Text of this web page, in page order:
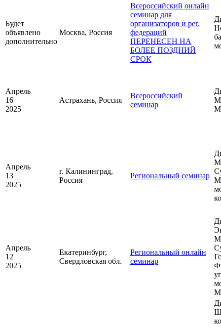
Будет
объявлено
дополнительно
Москва, Россия
Всероссийский онлайн
семинар для
организаторов и рег.
федераций
ПЕРЕНЕСЕН НА
БОЛЕЕ ПОЗДНИЙ
СРОК
Апрель
16
2025
Астрахань, Россия
Всероссийский
семинар
Апрель
13
2025
г. Калининград,
Россия
Региональный семинар
Апрель
12
2025
Екатеринбург,
Свердловская обл.
Региональный онлайн
семинар